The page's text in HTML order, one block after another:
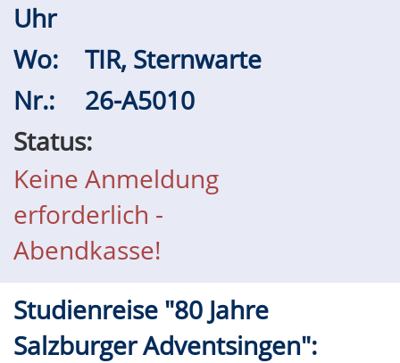
Uhr
Wo:
TIR, Sternwarte
Nr.:
26-A5010
Status:
Keine Anmeldung
erforderlich -
Abendkasse!
Studienreise "80 Jahre
Salzburger Adventsingen":